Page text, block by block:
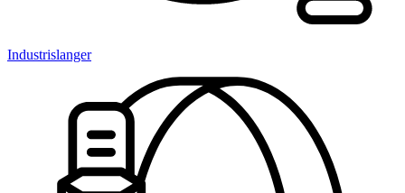
Industrislanger